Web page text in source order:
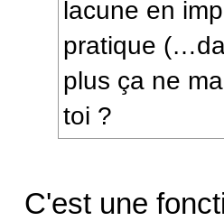
lacune en
pratique
plus ça ne
toi ?
C'est une